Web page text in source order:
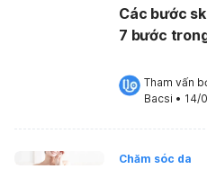
Các bước
7 bước
Tham vấn
Bacsi • 14/
Chăm sóc da